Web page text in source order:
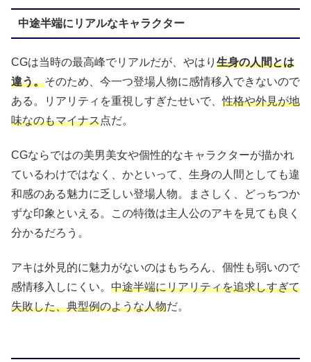
中途半端にリアルなキャラクター
CGは当時の最高峰でリアルだが、やはり 生身の人間とは
違う。そのため、今一つ登場人物に感情移入できないので
ある。リアリティを重視しすぎたせいで、性格や外見が地
味なのもマイナス点だ。
CGならではの美男美女や個性的なキャラクターが描かれ
ているわけではなく、かといって、生身の人間としても違
和感のある魅力に乏しい登場人物。まさしく、どっちつか
ずな印象といえる。この特徴は主人公のアキを見ても良く
分かるだろう。
アキは外見的に魅力がないのはもちろん、個性も弱いので
感情移入しにくい。 中途半端にリアリティを追求しすぎて
失敗した、典型例のような人物だ。